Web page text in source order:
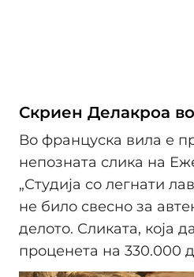
Скриен Делакроа
Во француска вила е
непозната слика на
„Студија со легнати
не било свесно за
делото. Сликата, која
проценета на 330.000